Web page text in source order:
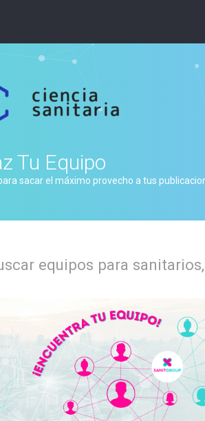
Tu Equipo
sacar el máximo provecho a tus
equipos para